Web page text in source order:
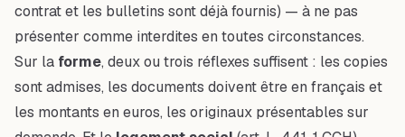
contrat et les bulletins sont déjà fournis) — à ne pas
présenter comme interdites en toutes circonstances.
Sur la forme, deux ou trois réflexes suffisent : les copies
sont admises, les documents doivent être en français et
les montants en euros, les originaux présentables sur